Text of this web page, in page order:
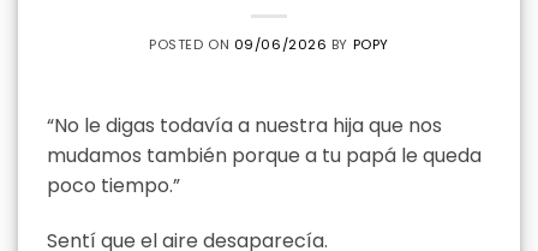
POSTED ON 09/06/2026 BY POPY
“No le digas todavía a nuestra hija que nos
mudamos también porque a tu papá le queda
poco tiempo.”
Sentí que el aire desaparecía.